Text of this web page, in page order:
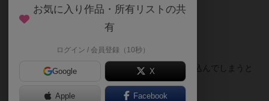
334名 2名 0 8年弱前
ボードに全員で自分のバスが進んだルートを書き込んでしまうと
お気に入り作品・所有リストの共
有
ログイン / 会員登録（10秒）
Google X
Apple Facebook